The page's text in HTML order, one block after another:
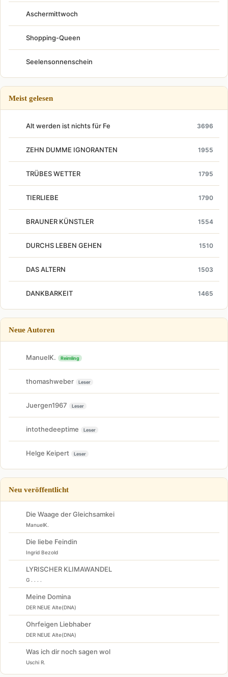
Aschermittwoch
Shopping-Queen
Seelensonnenschein
Meist gelesen
Alt werden ist nichts für Fe 3696
ZEHN DUMME IGNORANTEN 1955
TRÜBES WETTER 1795
TIERLIEBE 1790
BRAUNER KÜNSTLER 1554
DURCHS LEBEN GEHEN 1510
DAS ALTERN 1503
DANKBARKEIT 1465
Neue Autoren
ManuelK. Reimling
thomashweber Leser
Juergen1967 Leser
intothedeeptime Leser
Helge Keipert Leser
Neu veröffentlicht
Die Waage der Gleichsamkei
ManuelK.
Die liebe Feindin
Ingrid Bezold
LYRISCHER KLIMAWANDEL
G . . . .
Meine Domina
DER NEUE Alte(DNA)
Ohrfeigen Liebhaber
DER NEUE Alte(DNA)
Was ich dir noch sagen wol
Uschi R.